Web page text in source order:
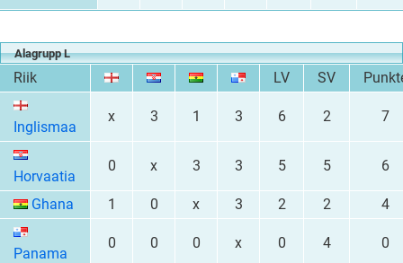
Alagrupp L
Riik LV SV
Inglismaa
x 3 1 3 6 2 7
Horvaatia
0 x 3 3 5 5 6
Ghana 1 0 x 3 2 2 4
Panama
0 0 0 x 0 4 0